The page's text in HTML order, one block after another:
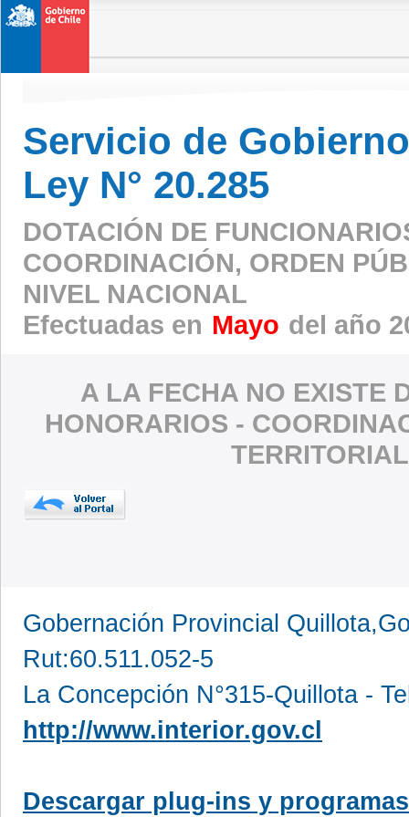
Servicio de
Ley N° 20.285
DOTACIÓN DE
COORDINACIÓN, ORDEN
NIVEL NACIONAL
Efectuadas en Mayo del año
A LA FECHA NO EXISTE
HONORARIOS -
Gobernación Provincial
Rut:60.511.052-5
La Concepción N°315-Quillota -
http://www.interior.gov.cl
Descargar plug-ins y